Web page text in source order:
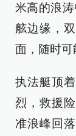
米高的浪
舷边缘，
面，随时可
执法艇顶
烈，救援
准浪峰回